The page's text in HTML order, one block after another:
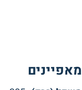
מאפיינים